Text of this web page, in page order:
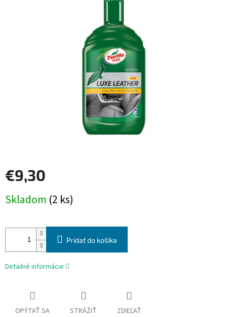
€9,30
cena:
Skladom (2 ks)
Pridať do košíka
Detailné informácie
OPÝTAŤ SA STRÁŽIŤ ZDIEĽAŤ